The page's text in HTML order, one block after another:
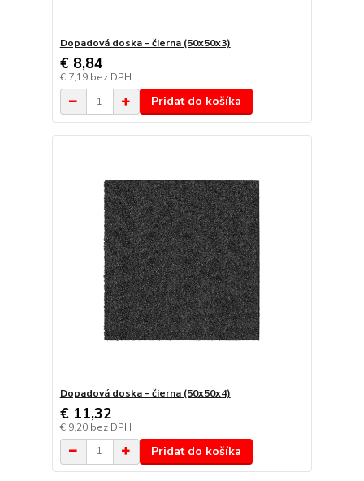
Dopadová doska - čierna (50x50x3)
€ 8,84
€ 7,19 bez DPH
Pridať do košíka
Dopadová doska - čierna (50x50x4)
€ 11,32
€ 9,20 bez DPH
Pridať do košíka